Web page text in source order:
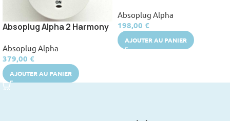
Absoplug Alpha 2 Harmony
Absoplug Alpha
379,00 €
AJOUTER AU PANIER
Absoplug Alpha
198,00 €
AJOUTER AU PANIER